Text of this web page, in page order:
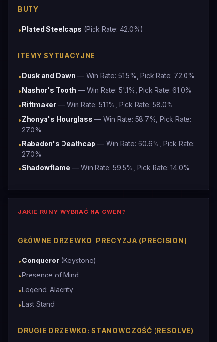
BUTY
•Plated Steelcaps (Pick Rate: 42.0%)
ITEMY SYTUACYJNE
•Dusk and Dawn — Win Rate: 51.5%, Pick Rate: 72.0%
•Nashor's Tooth — Win Rate: 51.1%, Pick Rate: 61.0%
•Riftmaker — Win Rate: 51.1%, Pick Rate: 58.0%
•Zhonya's Hourglass — Win Rate: 58.7%, Pick Rate:
27.0%
•Rabadon's Deathcap — Win Rate: 60.6%, Pick Rate:
27.0%
•Shadowflame — Win Rate: 59.5%, Pick Rate: 14.0%
JAKIE RUNY WYBRAĆ NA GWEN?
GŁÓWNE DRZEWKO: PRECYZJA (PRECISION)
•Conqueror (Keystone)
•Presence of Mind
•Legend: Alacrity
•Last Stand
DRUGIE DRZEWKO: STANOWCZOŚĆ (RESOLVE)